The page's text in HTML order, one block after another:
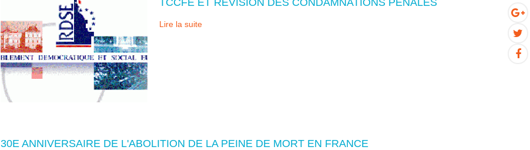
TCCFE ET RÉVISION DES CONDAMNATIONS PÉNALES
Lire la suite
30E ANNIVERSAIRE DE L'ABOLITION DE LA PEINE DE MORT EN FRANCE